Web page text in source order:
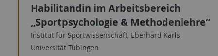
Habilitandin im Arbeitsbereich
„Sportpsychologie & Methodenlehre“
Institut für Sportwissenschaft, Eberhard Karls
Universität Tübingen